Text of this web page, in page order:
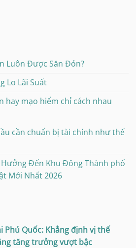
Luôn Được Săn Đón?
Lo Lãi Suất
hay mạo hiểm chỉ cách nhau
cần chuẩn bị tài chính như thế
Hưởng Đến Khu Đông Thành phố
Mới Nhất 2026
Phú Quốc: Khẳng định vị thế
tăng trưởng vượt bậc